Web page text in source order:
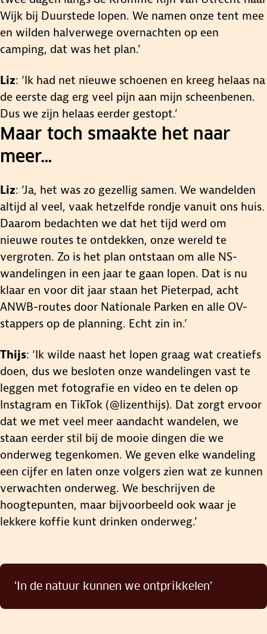
Wijk bij Duurstede lopen. We namen onze tent mee
en wilden halverwege overnachten op een
camping, dat was het plan.’
Liz: ‘Ik had net nieuwe schoenen en kreeg helaas na
de eerste dag erg veel pijn aan mijn scheenbenen.
Dus we zijn helaas eerder gestopt.’
Maar toch smaakte het naar
meer…
Liz: ‘Ja, het was zo gezellig samen. We wandelden
altijd al veel, vaak hetzelfde rondje vanuit ons huis.
Daarom bedachten we dat het tijd werd om
nieuwe routes te ontdekken, onze wereld te
vergroten. Zo is het plan ontstaan om alle NS-
wandelingen in een jaar te gaan lopen. Dat is nu
klaar en voor dit jaar staan het Pieterpad, acht
ANWB-routes door Nationale Parken en alle OV-
stappers op de planning. Echt zin in.’
Thijs: ‘Ik wilde naast het lopen graag wat creatiefs
doen, dus we besloten onze wandelingen vast te
leggen met fotografie en video en te delen op
Instagram en TikTok (@lizenthijs). Dat zorgt ervoor
dat we met veel meer aandacht wandelen, we
staan eerder stil bij de mooie dingen die we
onderweg tegenkomen. We geven elke wandeling
een cijfer en laten onze volgers zien wat ze kunnen
verwachten onderweg. We beschrijven de
hoogtepunten, maar bijvoorbeeld ook waar je
lekkere koffie kunt drinken onderweg.’
‘In de natuur kunnen we ontprikkelen’